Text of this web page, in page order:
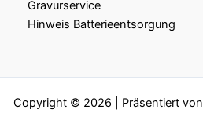
Gravurservice
Hinweis Batterieentsorgung
Copyright © 2026 | Präsentiert von